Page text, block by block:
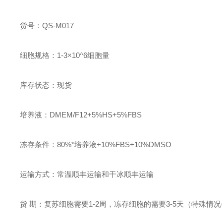
货号： QS-M017
细胞规格： 1-3×10^6细胞量
库存状态：现货
培养液 ： DMEM/F12+5%HS+5%FBS
冻存条件：80%*培养液+10%FBS+10%DMSO
运输方式： 常温顺丰运输和干冰顺丰运输
货 期： 复苏细胞需要1-2周，冻存细胞的需要3-5天（特殊情况